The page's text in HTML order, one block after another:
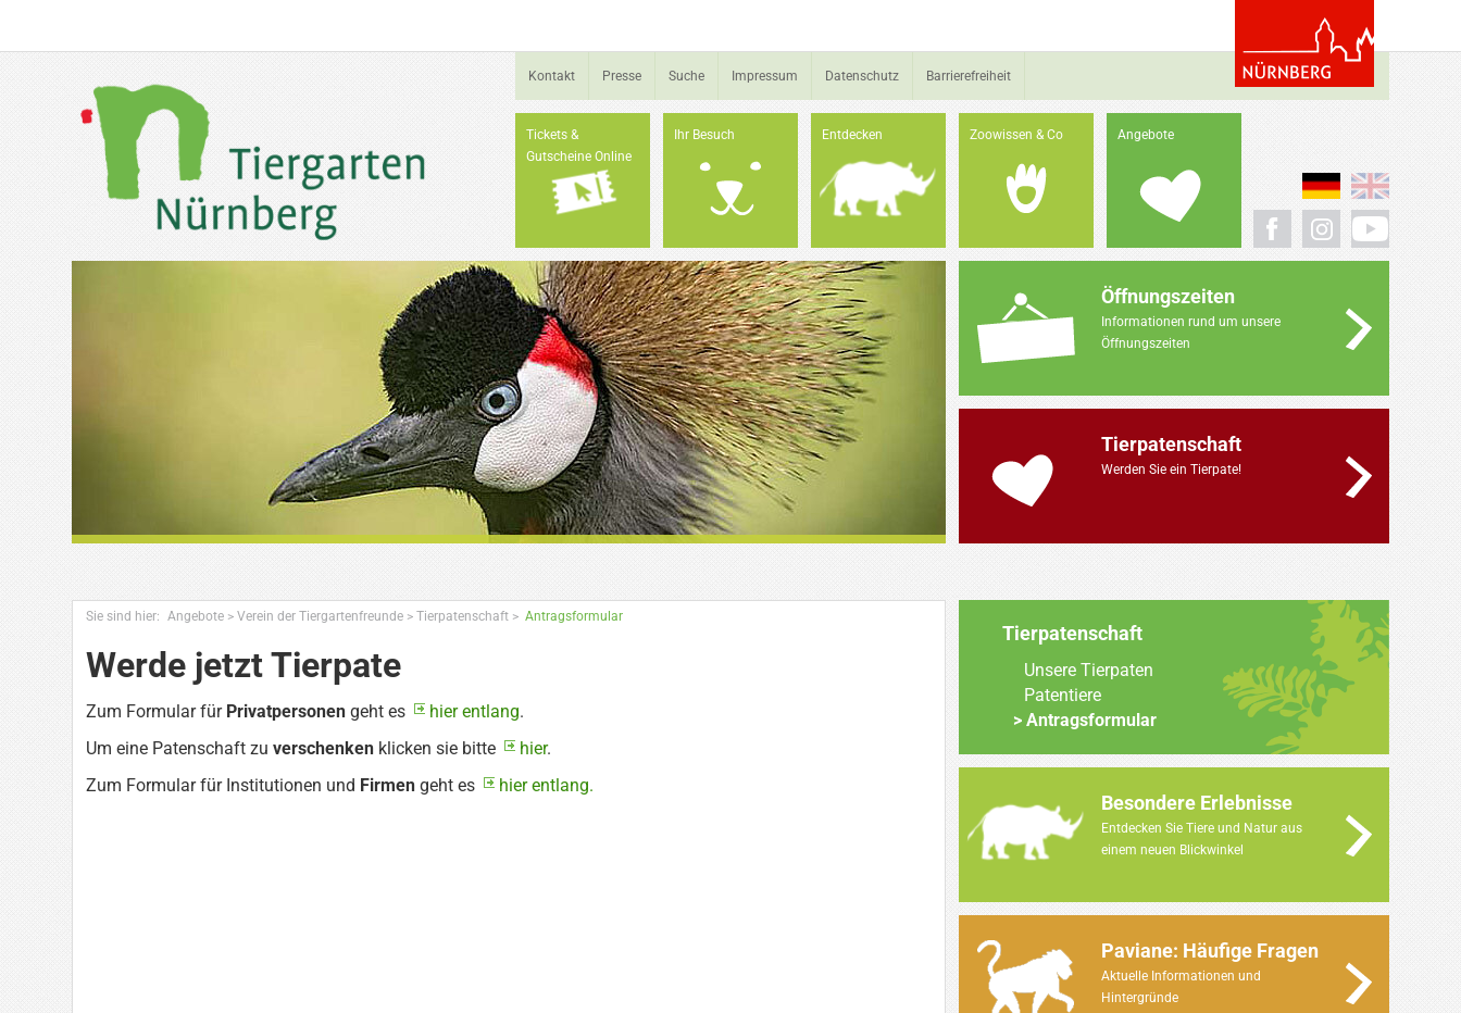
Tickets &
Gutscheine Online
Ihr Besuch Entdecken Zoowissen & Co Angebote
Kontakt Presse Suche Impressum Datenschutz Barrierefreiheit
Öffnungszeiten
Informationen rund um unsere
Öffnungszeiten
Tierpatenschaft
Werden Sie ein Tierpate!
Sie sind hier: Angebote > Verein der Tiergartenfreunde > Tierpatenschaft > Antragsformular
Werde jetzt Tierpate
Zum Formular für Privatpersonen geht es hier entlang.
Um eine Patenschaft zu verschenken klicken sie bitte hier.
Zum Formular für Institutionen und Firmen geht es hier entlang.
Tierpatenschaft
Unsere Tierpaten
Patentiere
Antragsformular
Besondere Erlebnisse
Entdecken Sie Tiere und Natur aus
einem neuen Blickwinkel
Paviane: Häufige Fragen
Aktuelle Informationen und
Hintergründe